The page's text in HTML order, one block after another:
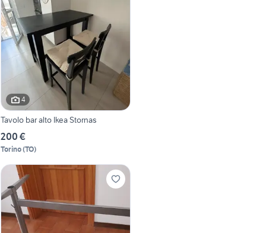
4
Tavolo bar alto Ikea Stornas
200 €
Torino(TO)